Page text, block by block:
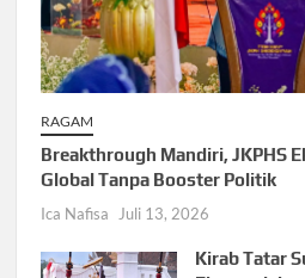
RAGAM
Breakthrough Mandiri, JKPHS
Global Tanpa Booster Politik
Ica Nafisa Juli 13, 2026
Kirab Tatar